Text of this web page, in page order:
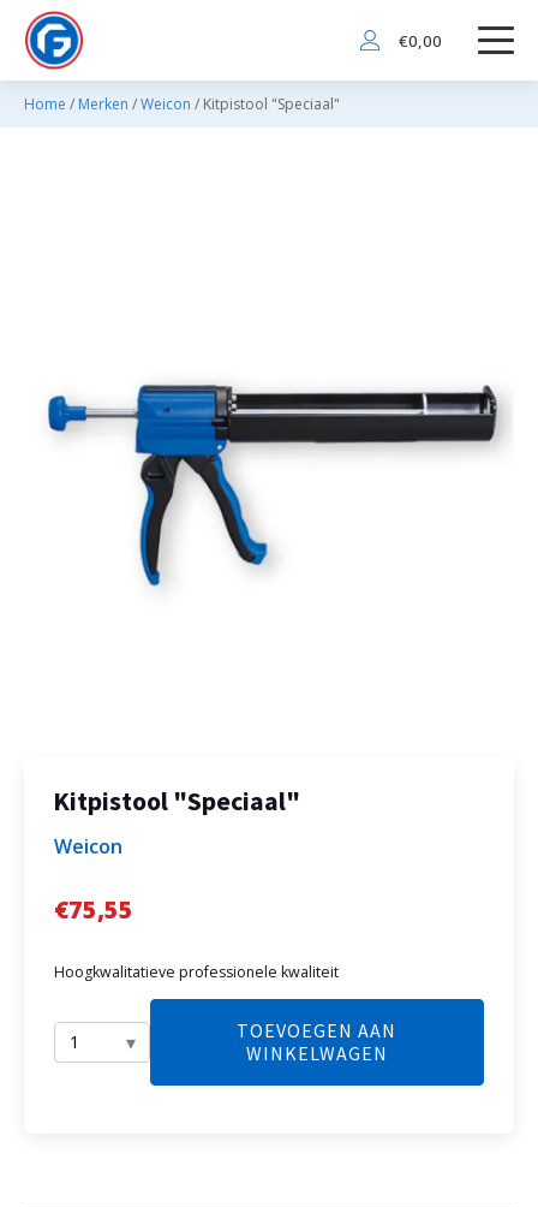
€0,00
Home / Merken /Weicon / Kitpistool "Speciaal"
Kitpistool "Speciaal"
Weicon
€75,55
Hoogkwalitatieve professionele kwaliteit
Kitpistool
TOEVOEGEN AAN
WINKELWAGEN